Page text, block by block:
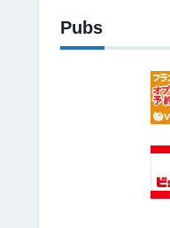
Pubs